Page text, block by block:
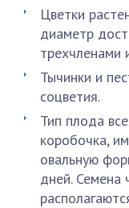
Цветки
диаметр
трехчленами
Тычинки и
соцветия.
Тип плода
коробочка,
овальную
дней. Семена